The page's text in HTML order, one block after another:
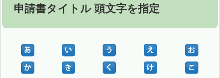
申請書タイトル 頭文字を指定